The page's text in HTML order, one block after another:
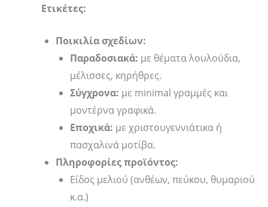
Ετικέτες:
Ποικιλία σχεδίων:
Παραδοσιακά: με θέματα λουλούδια,
μέλισσες, κηρήθρες.
Σύγχρονα: με minimal γραμμές και
μοντέρνα γραφικά.
Εποχικά: με χριστουγεννιάτικα ή
πασχαλινά μοτίβα.
Πληροφορίες προϊόντος:
Είδος μελιού (ανθέων, πεύκου, θυμαριού
κ.α.)